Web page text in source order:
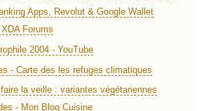
Apps, Revolut & Google Wallet
Forums
2004 - YouTube
- Carte des les refuges climatiques
la veille : variantes végétariennes
- Mon Blog Cuisine